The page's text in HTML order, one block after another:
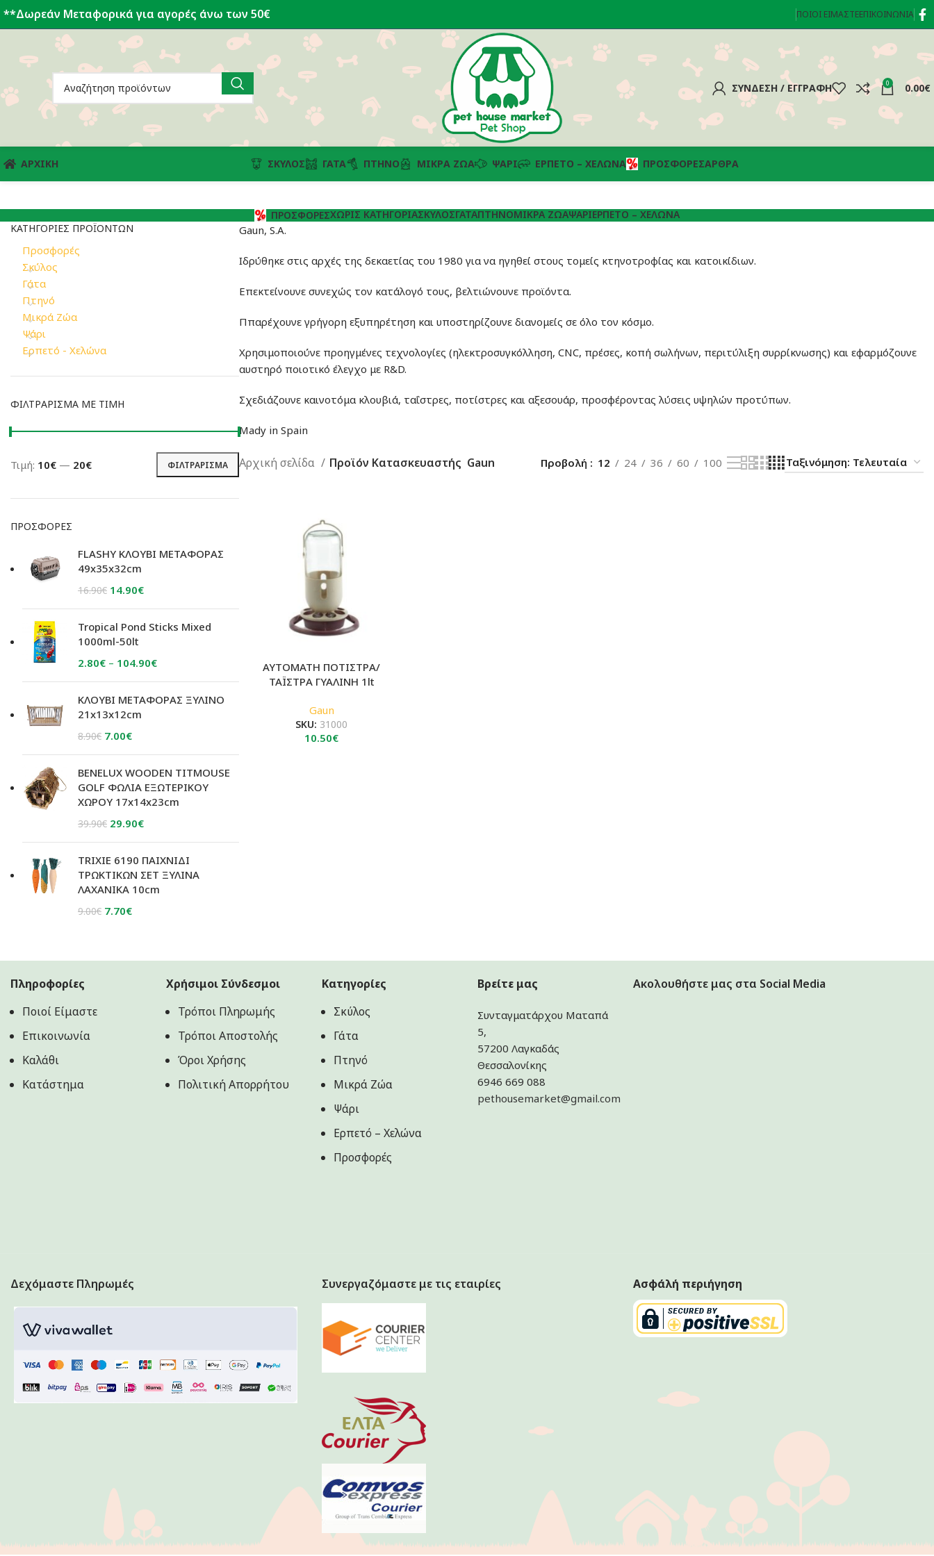
**Δωρεάν Μεταφορικά για αγορές άνω των 50€ ΠΟΙΟΊ ΕΊΜΑΣΤΕΕΠΙΚΟΙΝΩΝΊΑ
ΣΎΝΔΕΣΗ / ΕΓΓΡΑΦΉ 0 0.00€
ΑΡΧΙΚΗ ΣΚΎΛΟΣ ΓΆΤΑ ΠΤΗΝΌ ΜΙΚΡΆ ΖΏΑ ΨΆΡΙ ΕΡΠΕΤΌ – ΧΕΛΏΝΑ ΠΡΟΣΦΟΡΈΣΆΡΘΡΑ
ΠΡΟΣΦΟΡΈΣΧΩΡΊΣ ΚΑΤΗΓΟΡΊΑΣΚΎΛΟΣΓΆΤΑΠΤΗΝΌΜΙΚΡΆ ΖΏΑΨΆΡΙΕΡΠΕΤΌ – ΧΕΛΏΝΑ
ΚΑΤΗΓΟΡΊΕΣ ΠΡΟΪΌΝΤΩΝ
Προσφορές
Σκύλος
Γάτα
Πτηνό
Μικρά Ζώα
Ψάρι
Ερπετό - Χελώνα
ΦΙΛΤΡΆΡΙΣΜΑ ΜΕ ΤΙΜΉ
Ελάχιστη
Μέγιστη
ΦΙΛΤΡΆΡΙΣΜΑ
Τιμή: 10€ — 20€
ΠΡΟΣΦΟΡΈΣ
FLASHY ΚΛΟΥΒΙ ΜΕΤΑΦΟΡΑΣ
49x35x32cm
16.90€ Original
price
was:
16.90€.
14.90€Η
τρέχουσα
τιμή
Tropical Pond Sticks Mixed
1000ml-50lt
2.80€ – 104.90€Price
range:
2.80€
ΚΛΟΥΒΙ ΜΕΤΑΦΟΡΑΣ ΞΥΛΙΝΟ
21x13x12cm
8.90€ Original
price
was:
8.90€.
7.00€Η
τρέχουσα
τιμή
είναι:
7.00€.
BENELUX WOODEN TITMOUSE
GOLF ΦΩΛΙΑ ΕΞΩΤΕΡΙΚΟΥ
ΧΩΡΟΥ 17x14x23cm
39.90€ Original
price
was:
39.90€.
29.90€Η
τρέχουσα
τιμή
είναι:
29.90€.
TRIXIE 6190 ΠΑΙΧΝΙΔΙ
ΤΡΩΚΤΙΚΩΝ ΣΕΤ ΞΥΛΙΝΑ
ΛΑΧΑΝΙΚΑ 10cm
9.00€ Original
9.00€.
7.70€Η
είναι:
Gaun, S.A.
Ιδρύθηκε στις αρχές της δεκαετίας του 1980 για να ηγηθεί στους τομείς κτηνοτροφίας και κατοικίδιων.
Επεκτείνουνε συνεχώς τον κατάλογό τους, βελτιώνουνε προϊόντα.
Ππαρέχουνε γρήγορη εξυπηρέτηση και υποστηρίζουνε διανομείς σε όλο τον κόσμο.
Χρησιμοποιούνε προηγμένες τεχνολογίες (ηλεκτροσυγκόλληση, CNC, πρέσες, κοπή σωλήνων, περιτύλιξη συρρίκνωσης) και εφαρμόζουνε
αυστηρό ποιοτικό έλεγχο με R&D.
Σχεδιάζουνε καινοτόμα κλουβιά, ταΐστρες, ποτίστρες και αξεσουάρ, προσφέροντας λύσεις υψηλών προτύπων.
Mady in Spain
Αρχική σελίδα Προϊόν Κατασκευαστής Gaun Προβολή 12 24 36 60 100
ΑΥΤΟΜΑΤΗ ΠΟΤΙΣΤΡΑ/
ΤΑΪΣΤΡΑ ΓΥΑΛΙΝΗ 1lt
Gaun
SKU: 31000
10.50€
Πληροφορίες
Ποιοί Είμαστε
Επικοινωνία
Καλάθι
Κατάστημα
Χρήσιμοι Σύνδεσμοι
Τρόποι Πληρωμής
Τρόποι Αποστολής
Όροι Χρήσης
Πολιτική Aπορρήτου
Κατηγορίες
Σκύλος
Γάτα
Πτηνό
Μικρά Ζώα
Ψάρι
Ερπετό – Χελώνα
Προσφορές
Βρείτε μας
Συνταγματάρχου Ματαπά
5,
57200 Λαγκαδάς
Θεσσαλονίκης
6946 669 088
pethousemarket@gmail.com
Ακολουθήστε μας στα Social Media
Δεχόμαστε Πληρωμές Συνεργαζόμαστε με τις εταιρίες Ασφάλή περιήγηση